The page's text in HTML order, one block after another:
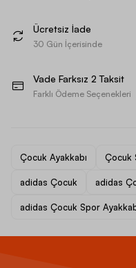
Ücretsiz İade
30 Gün İçerisinde
Vade Farksız 2 Taksit
Farklı Ödeme Seçenekleri
Çocuk Ayakkabı Çocuk
adidas Çocuk adidas
adidas Çocuk Spor